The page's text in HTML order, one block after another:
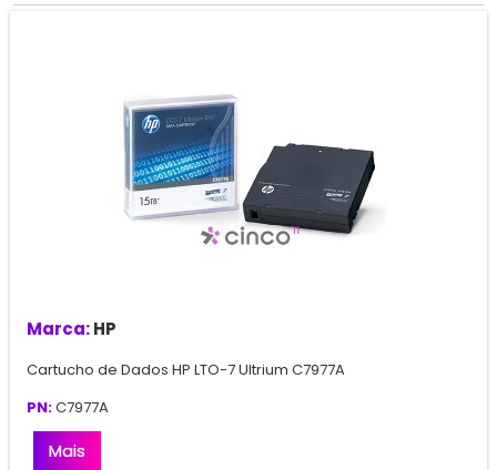
Marca:HP
Cartucho de Dados HP LTO-7 Ultrium C7977A
PN:C7977A
Mais